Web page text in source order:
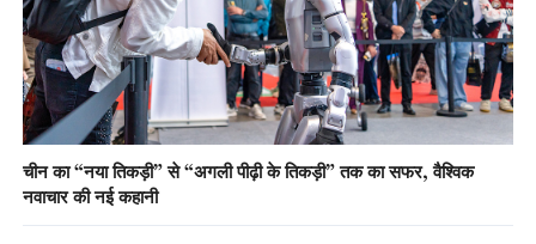
चीन का “नया तिकड़ी” से “अगली पीढ़ी के तिकड़ी” तक का सफर, वैश्विक
नवाचार की नई कहानी